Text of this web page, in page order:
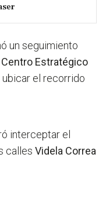
un seguimiento
Centro Estratégico
ubicar el recorrido
interceptar el
calles Videla Correa